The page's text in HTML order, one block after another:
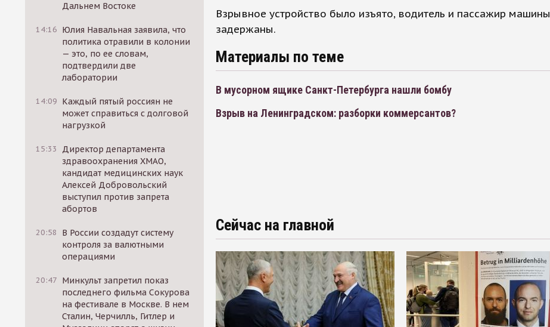
Дальнем Востоке
14:16 Юлия Навальная заявила, что
политика отравили в колонии
— это, по ее словам,
подтвердили две
лаборатории
14:09 Каждый пятый россиян не
может справиться с долговой
нагрузкой
15:33
Директор департамента
здравоохранения ХМАО,
кандидат медицинских наук
Алексей Добровольский
выступил против запрета
абортов
20:58
В России создадут систему
контроля за валютными
операциями
20:47 Минкульт запретил показ
последнего фильма Сокурова
на фестивале в Москве. В нем
Сталин, Черчилль, Гитлер и
Взрывное устройство было изъято, водитель и пассажир машины
задержаны.
Материалы по теме
В мусорном ящике Санкт-Петербурга нашли бомбу
Взрыв на Ленинградском: разборки коммерсантов?
Сейчас на главной